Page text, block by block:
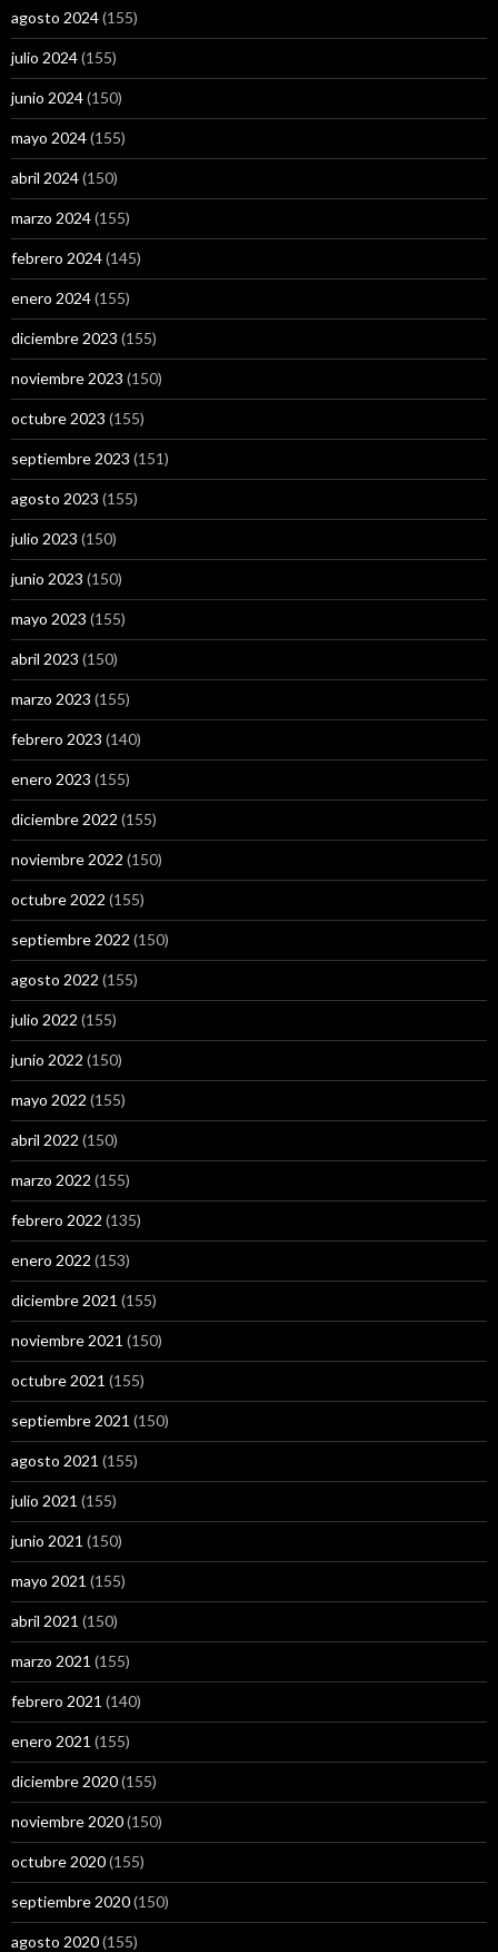
agosto 2024(155)
julio 2024(155)
junio 2024(150)
mayo 2024(155)
abril 2024(150)
marzo 2024(155)
febrero 2024(145)
enero 2024(155)
diciembre 2023 (155)
noviembre 2023 (150)
octubre 2023 (155)
septiembre 2023 (151)
agosto 2023 (155)
julio 2023 (150)
junio 2023 (150)
mayo 2023 (155)
abril 2023 (150)
marzo 2023 (155)
febrero 2023 (140)
enero 2023 (155)
diciembre 2022 (155)
noviembre 2022 (150)
octubre 2022 (155)
septiembre 2022 (150)
agosto 2022 (155)
julio 2022 (155)
junio 2022 (150)
mayo 2022 (155)
abril 2022 (150)
marzo 2022 (155)
febrero 2022 (135)
enero 2022 (153)
diciembre 2021 (155)
noviembre 2021 (150)
octubre 2021 (155)
septiembre 2021 (150)
agosto 2021 (155)
julio 2021 (155)
junio 2021 (150)
mayo 2021 (155)
abril 2021 (150)
marzo 2021 (155)
febrero 2021 (140)
enero 2021 (155)
diciembre 2020(155)
noviembre 2020(150)
octubre 2020(155)
septiembre 2020(150)
agosto 2020(155)